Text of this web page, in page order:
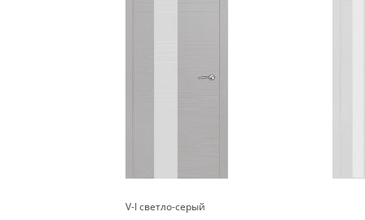
V-I светло-серый